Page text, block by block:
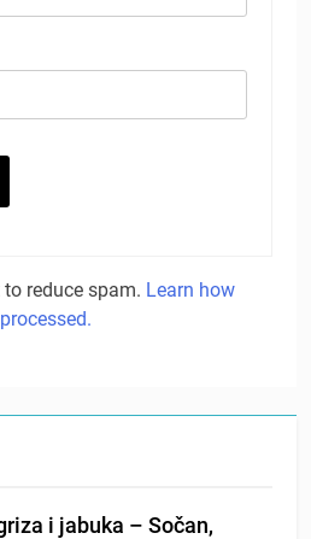
reduce spam. Learn how
i jabuka – Sočan,